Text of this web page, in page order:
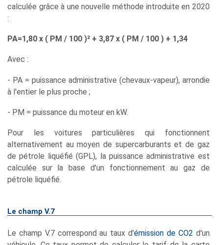
calculée grâce à une nouvelle méthode introduite en 2020
:
PA=1,80 x ( PM / 100 )² + 3,87 x ( PM / 100 ) + 1,34
Avec :
- PA = puissance administrative (chevaux-vapeur), arrondie
à l'entier le plus proche ;
- PM = puissance du moteur en kW.
Pour les voitures particulières qui fonctionnent
alternativement au moyen de supercarburants et de gaz
de pétrole liquéfié (GPL), la puissance administrative est
calculée sur la base d'un fonctionnement au gaz de
pétrole liquéfié.
Le champ V.7
Le champ V.7 correspond au taux d'émission de CO2 d'un